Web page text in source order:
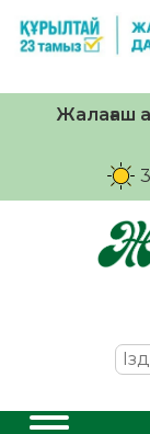
Жалағаш